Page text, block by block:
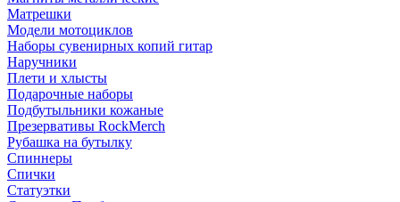
Матрешки
Модели мотоциклов
Наборы сувенирных копий гитар
Наручники
Плети и хлысты
Подарочные наборы
Подбутыльники кожаные
Презервативы RockMerch
Рубашка на бутылку
Спиннеры
Спички
Статуэтки